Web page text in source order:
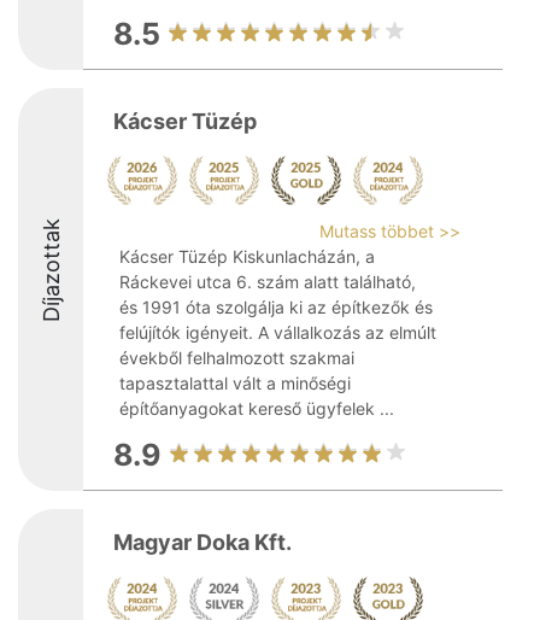
8.5
Díjazottak
Kácser Tüzép
Mutass többet >>
Kácser Tüzép Kiskunlacházán, a
Ráckevei utca 6. szám alatt található,
és 1991 óta szolgálja ki az építkezők és
felújítók igényeit. A vállalkozás az elmúlt
évekből felhalmozott szakmai
tapasztalattal vált a minőségi
építőanyagokat kereső ügyfelek ...
8.9
Magyar Doka Kft.